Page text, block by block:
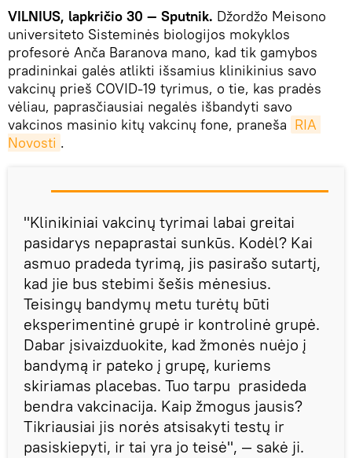
VILNIUS, lapkričio 30 — Sputnik. Džordžo Meisono
universiteto Sisteminės biologijos mokyklos
profesorė Anča Baranova mano, kad tik gamybos
pradininkai galės atlikti išsamius klinikinius savo
vakcinų prieš COVID-19 tyrimus, o tie, kas pradės
vėliau, paprasčiausiai negalės išbandyti savo
vakcinos masinio kitų vakcinų fone, praneša RIA
Novosti .
"Klinikiniai vakcinų tyrimai labai greitai
pasidarys nepaprastai sunkūs. Kodėl? Kai
asmuo pradeda tyrimą, jis pasirašo sutartį,
kad jie bus stebimi šešis mėnesius.
Teisingų bandymų metu turėtų būti
eksperimentinė grupė ir kontrolinė grupė.
Dabar įsivaizduokite, kad žmonės nuėjo į
bandymą ir pateko į grupę, kuriems
skiriamas placebas. Tuo tarpu prasideda
bendra vakcinacija. Kaip žmogus jausis?
Tikriausiai jis norės atsisakyti testų ir
pasiskiepyti, ir tai yra jo teisė", — sakė ji.